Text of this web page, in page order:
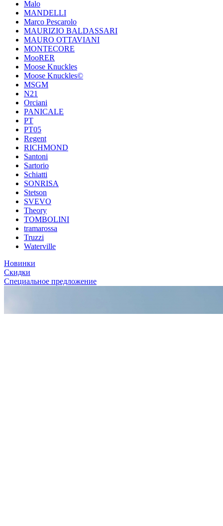
Malo
MANDELLI
Marco Pescarolo
MAURIZIO BALDASSARI
MAURO OTTAVIANI
MONTECORE
MooRER
Moose Knuckles
Moose Knuckles©️
MSGM
N21
Orciani
PANICALE
PT
PT05
Regent
RICHMOND
Santoni
Sartorio
Schiatti
SONRISA
Stetson
SVEVO
Theory
TOMBOLINI
tramarossa
Truzzi
Waterville
Новинки
Скидки
Специальное предложение